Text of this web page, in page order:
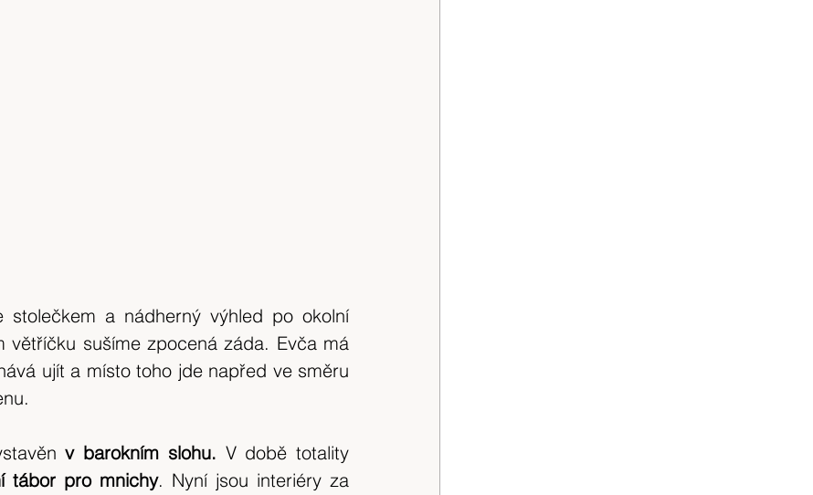
a nádherný výhled po okolní
větříčku sušíme zpocená záda. Evča má
ujít a místo toho jde napřed ve směru
v barokním slohu. V době totality
tábor pro mnichy. Nyní jsou interiéry za